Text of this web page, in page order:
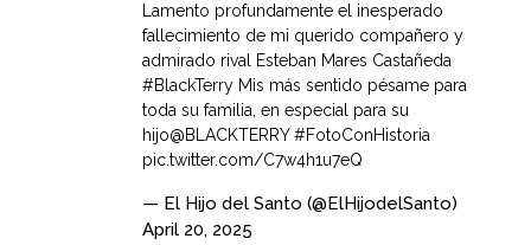
Lamento profundamente el inesperado
fallecimiento de mi querido compañero y
admirado rival Esteban Mares Castañeda
#BlackTerry Mis más sentido pésame para
toda su familia, en especial para su
hijo@BLACKTERRY #FotoConHistoria
pic.twitter.com/C7w4h1u7eQ
— El Hijo del Santo (@ElHijodelSanto)
April 20, 2025